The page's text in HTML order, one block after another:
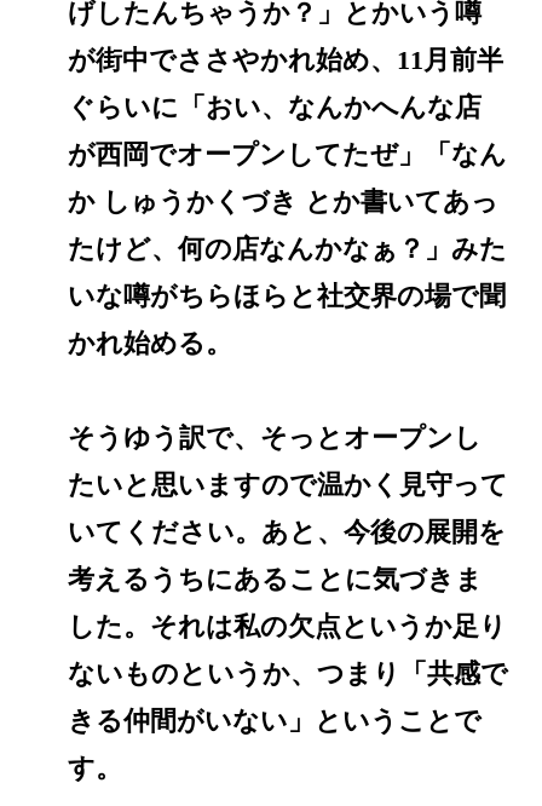
げしたんちゃうか？」とかいう噂
が街中でささやかれ始め、11月前半
ぐらいに「おい、なんかへんな店
が西岡でオープンしてたぜ」「なん
か しゅうかくづき とか書いてあっ
たけど、何の店なんかなぁ？」みた
いな噂がちらほらと社交界の場で聞
かれ始める。
そうゆう訳で、そっとオープンし
たいと思いますので温かく見守って
いてください。あと、今後の展開を
考えるうちにあることに気づきま
した。それは私の欠点というか足り
ないものというか、つまり「共感で
きる仲間がいない」ということで
す。